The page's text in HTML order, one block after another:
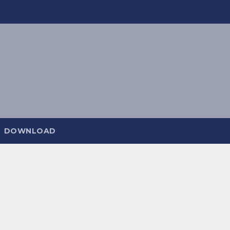
DOWNLOAD